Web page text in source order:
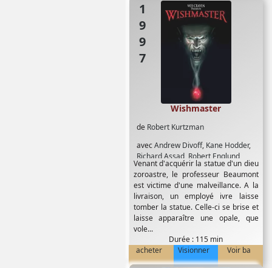
1997
de Robert Kurtzman
avecAndrew Divoff, Kane Hodder,
Richard Assad, Robert Englund,
Tammy Lauren,Tony Todd
Wishmaster
Venant d'acquérir la statue d'un dieu
zoroastre, le professeur Beaumont
est victime d'une malveillance. A la
livraison, un employé ivre laisse
tomber la statue. Celle-ci se brise et
laisse apparaître une opale, que
vole...
Durée : 115 min
acheter
Visionner Voir ba